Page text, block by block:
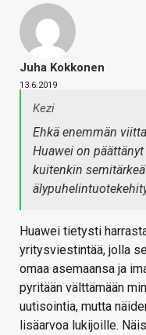
Juha Kokkonen
13.6.2019
Kezi
Ehkä enemmän
Huawei on
kuitenkin
Huawei tietysti
yritysviestintää, jolla
omaa asemaansa ja
pyritään välttämään
uutisointia, mutta
lisäarvoa lukijoille.